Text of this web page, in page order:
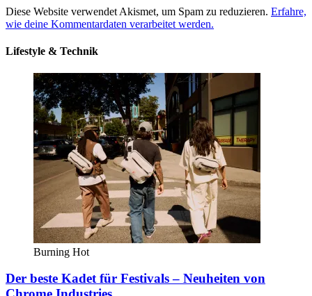
Diese Website verwendet Akismet, um Spam zu reduzieren. Erfahre,
wie deine Kommentardaten verarbeitet werden.
Lifestyle & Technik
Burning Hot
Der beste Kadet für Festivals – Neuheiten von